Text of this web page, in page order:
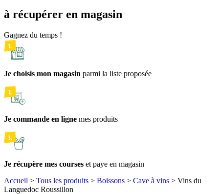
à récupérer en magasin
Gagnez du temps !
Je choisis mon magasin parmi la liste proposée
Je commande en ligne mes produits
Je récupère mes courses et paye en magasin
Accueil > Tous les produits > Boissons > Cave à vins > Vins du
Languedoc Roussillon